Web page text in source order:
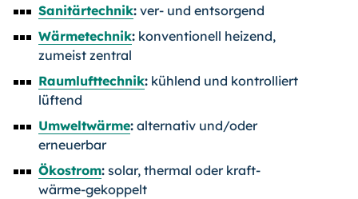
Sanitärtechnik: ver- und entsorgend
Wärmetechnik: konventionell heizend,
zumeist zentral
Raumlufttechnik: kühlend und kontrolliert
lüftend
Umweltwärme: alternativ und/oder
erneuerbar
Ökostrom: solar, thermal oder kraft-
wärme-gekoppelt